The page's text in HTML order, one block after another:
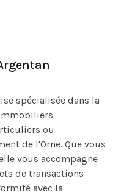
spécialisée dans la
ou
de l'Orne. Que vous
vous accompagne
de transactions
avec la